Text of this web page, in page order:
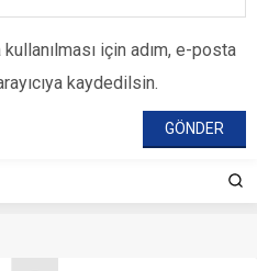
için adım, e-posta
kaydedilsin.